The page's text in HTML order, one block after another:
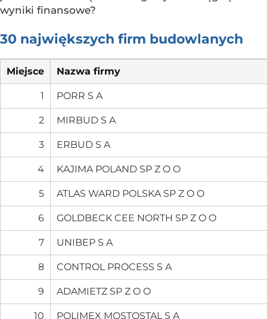
wyniki finansowe?
30 największych firm budowlanych
Miejsce Nazwa firmy
1 PORR S A
2 MIRBUD S A
3 ERBUD S A
4 KAJIMA POLAND SP Z O O
5 ATLAS WARD POLSKA SP Z O O
6 GOLDBECK CEE NORTH SP Z O O
7 UNIBEP S A
8 CONTROL PROCESS S A
9 ADAMIETZ SP Z O O
10 POLIMEX MOSTOSTAL S A